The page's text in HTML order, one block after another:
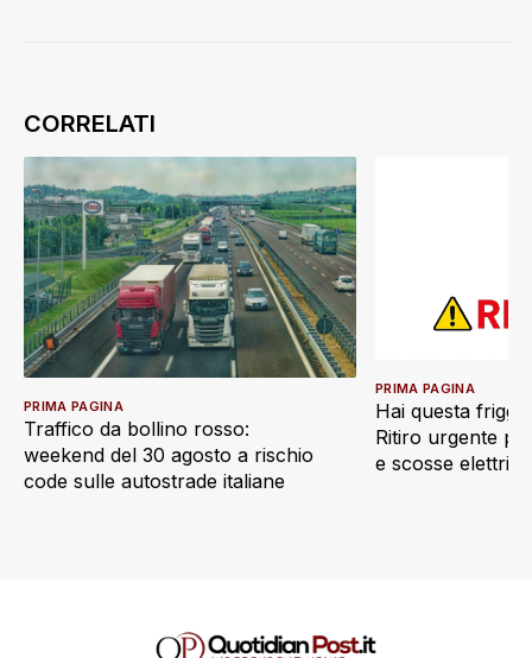
Traffico da bollino rosso:
weekend del 30 agosto a rischio
code sulle autostrade italiane
PRIMA PAGINA
Hai questa
Ritiro urgente
e scosse
PRIMA PAGINA